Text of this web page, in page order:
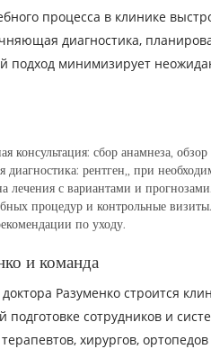
процесса в клинике
диагностика,
подход минимизирует
консультация: сбор анамнеза,
диагностика: рентген,, при
лечения с вариантами и прогнозами.
процедур и контрольные визиты.
по уходу.
и команда
Разуменко строится
подготовке сотрудников и
хирургов,